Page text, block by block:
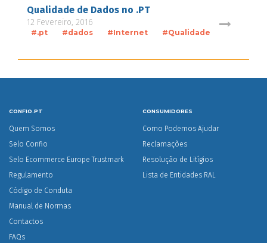
Qualidade de Dados no .PT
12 Fevereiro, 2016
#.pt #dados #Internet #Qualidade
CONFIO.PT
Quem Somos
Selo Confio
Selo Ecommerce Europe Trustmark
Regulamento
Código de Conduta
Manual de Normas
Contactos
FAQs
CONSUMIDORES
Como Podemos Ajudar
Reclamações
Resolução de Litígios
Lista de Entidades RAL